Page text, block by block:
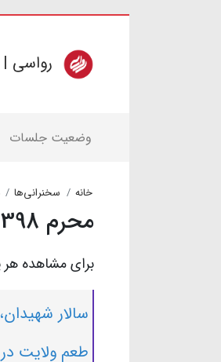
رواسی
وضعیت جلسات
خانه سخنرانی‌ها
محرم 1398 (1441)
برای مشاهده هر یک از
سالار
طعم ولایت